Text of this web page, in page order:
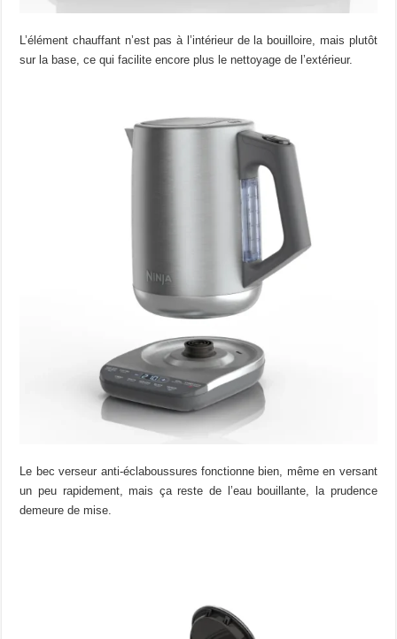
L’élément chauffant n’est pas à l’intérieur de la bouilloire, mais plutôt
sur la base, ce qui facilite encore plus le nettoyage de l’extérieur.
Le bec verseur anti-éclaboussures fonctionne bien, même en versant
un peu rapidement, mais ça reste de l’eau bouillante, la prudence
demeure de mise.